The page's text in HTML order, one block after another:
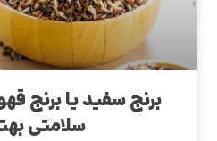
برنج سفید یا برنج
سلامتی